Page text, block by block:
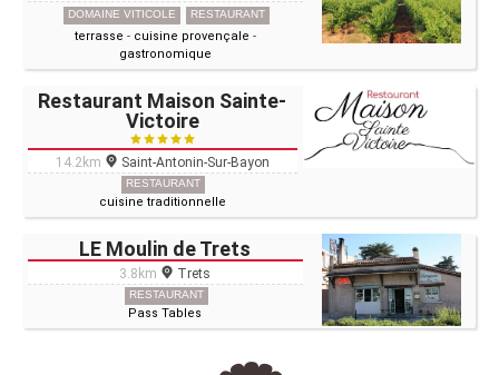
DOMAINE VITICOLE RESTAURANT
terrasse - cuisine provençale -
gastronomique
Restaurant Maison Sainte-
Victoire
14.2km Saint-Antonin-Sur-Bayon
RESTAURANT
cuisine traditionnelle
LE Moulin de Trets
3.8km Trets
RESTAURANT
Pass Tables